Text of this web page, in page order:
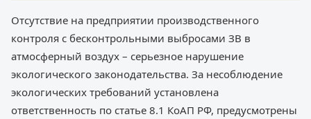
Отсутствие на предприятии производственного
контроля с бесконтрольными выбросами ЗВ в
атмосферный воздух – серьезное нарушение
экологического законодательства. За несоблюдение
экологических требований установлена
ответственность по статье 8.1 КоАП РФ, предусмотрены